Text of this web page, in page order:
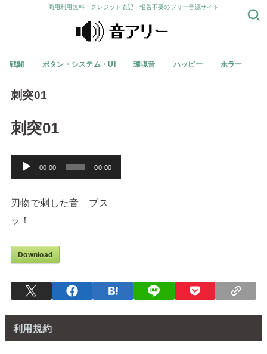
商用利用無料・クレジット表記・報告不要のフリー音源サイト
戦闘 ボタン・システム・UI 環境音 ハッピー ホラー
刺突01
刺突01
声
プ
ヤ
ー
00:00 00:00
刃物で刺した音 ブス
ッ！
Download
利用規約